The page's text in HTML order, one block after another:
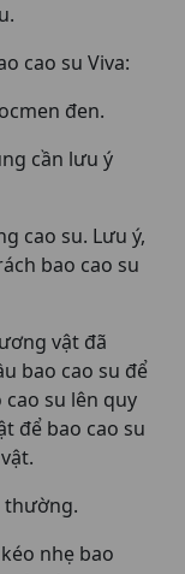
cao su Viva:
đen.
cần lưu ý
cao su. Lưu ý,
bao cao su
vật đã
bao cao su để
su lên quy
để bao cao su
thường.
nhẹ bao